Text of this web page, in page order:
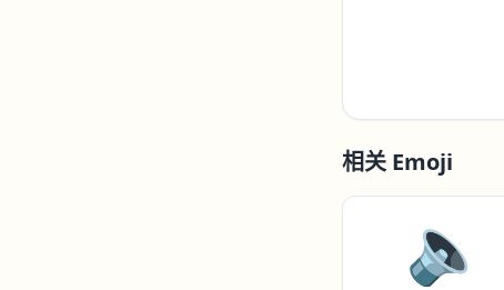
相关 Emoji
🔈️